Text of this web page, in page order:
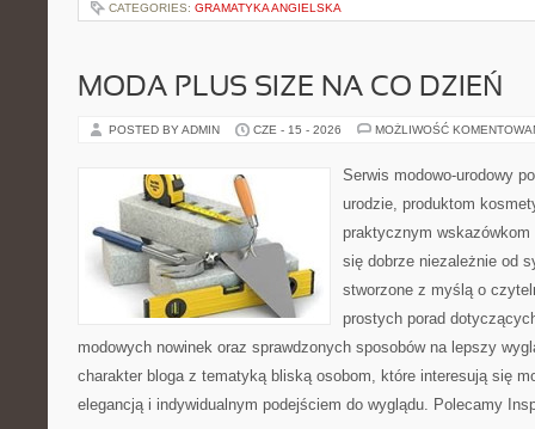
CATEGORIES: GRAMATYKA ANGIELSKA
MODA PLUS SIZE NA CO DZIEŃ
POSTED BY ADMIN CZE - 15 - 2026 MOŻLIWOŚĆ
Serwis modowo-urodowy
urodzie, produktom
praktycznym
się dobrze niezależnie od
stworzone z myślą o
prostych porad
modowych nowinek oraz sprawdzonych sposobów na lepszy
charakter bloga z tematyką bliską osobom, które interesują się
elegancją i indywidualnym podejściem do wyglądu. Polecamy